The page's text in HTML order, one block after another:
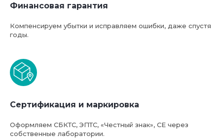
Финансовая гарантия
Компенсируем убытки и исправляем ошибки, даже спустя
годы.
Сертификация и маркировка
Оформляем СБКТС, ЭПТС, «Честный знак», СЕ через
собственные лаборатории.
компании ФТС-Сервис